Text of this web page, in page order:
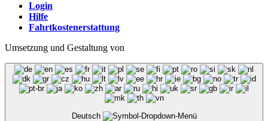
Login
Hilfe
Fahrtkostenerstattung
Umsetzung und Gestaltung von
Deutsch